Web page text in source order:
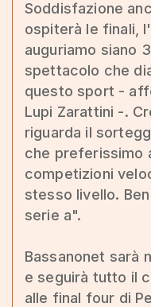
Soddisfazione
ospiterà le finali,
auguriamo siano
spettacolo che
questo sport -
Lupi Zarattini -.
riguarda il
che preferissimo
competizioni
stesso livello.
serie a".
Bassanonet sarà
e seguirà tutto il
alle final four di